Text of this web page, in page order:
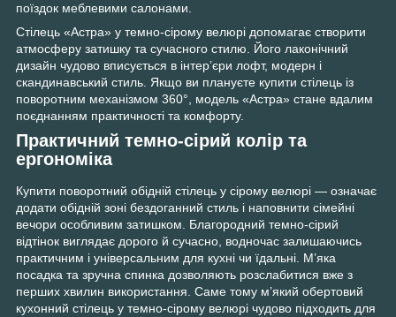
поїздок меблевими салонами.
Стілець «Астра» у темно-сірому велюрі допомагає створити
атмосферу затишку та сучасного стилю. Його лаконічний
дизайн чудово вписується в інтер’єри лофт, модерн і
скандинавський стиль. Якщо ви плануєте купити стілець із
поворотним механізмом 360°, модель «Астра» стане вдалим
поєднанням практичності та комфорту.
Практичний темно-сірий колір та
ергономіка
Купити поворотний обідній стілець у сірому велюрі — означає
додати обідній зоні бездоганний стиль і наповнити сімейні
вечори особливим затишком. Благородний темно-сірий
відтінок виглядає дорого й сучасно, водночас залишаючись
практичним і універсальним для кухні чи їдальні. М’яка
посадка та зручна спинка дозволяють розслабитися вже з
перших хвилин використання. Саме тому м’який обертовий
кухонний стілець у темно-сірому велюрі чудово підходить для